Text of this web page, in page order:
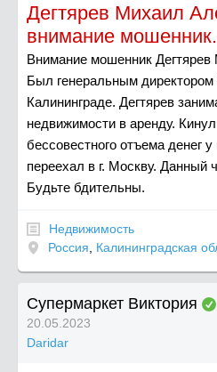
Дегтярев Михаил
внимание мошенник.
Внимание мошенник
Был генеральным
Калининграде. Дегтярев
недвижимости в аренду.
бессовестного отъема денег
переехал в г. Москву. Данный
Будьте бдительны.
Недвижимость
Россия
Калининградская
Супермаркет Виктория
20.05.2023
Daridar